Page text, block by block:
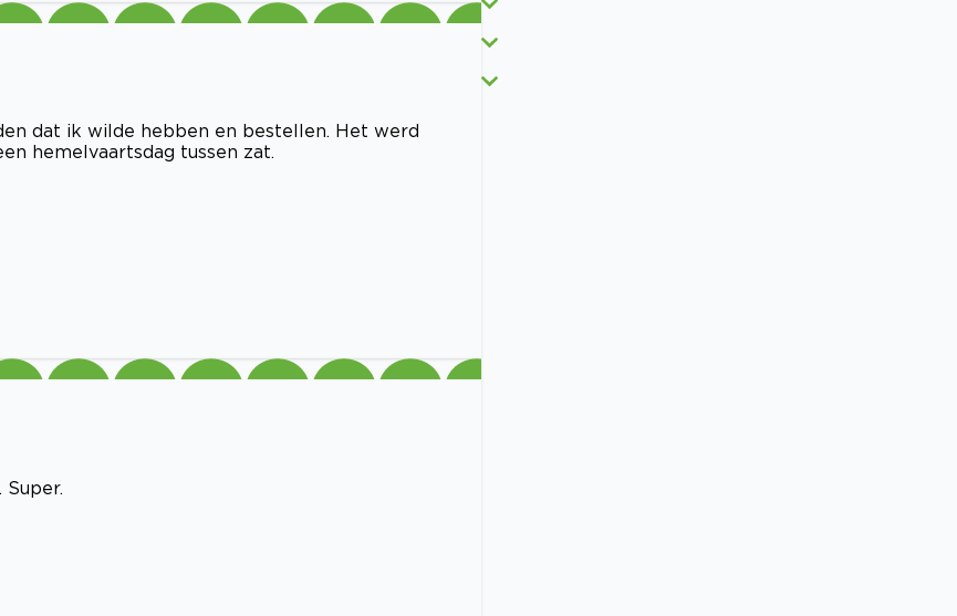
dat ik wilde hebben en bestellen. Het werd
hemelvaartsdag tussen zat.